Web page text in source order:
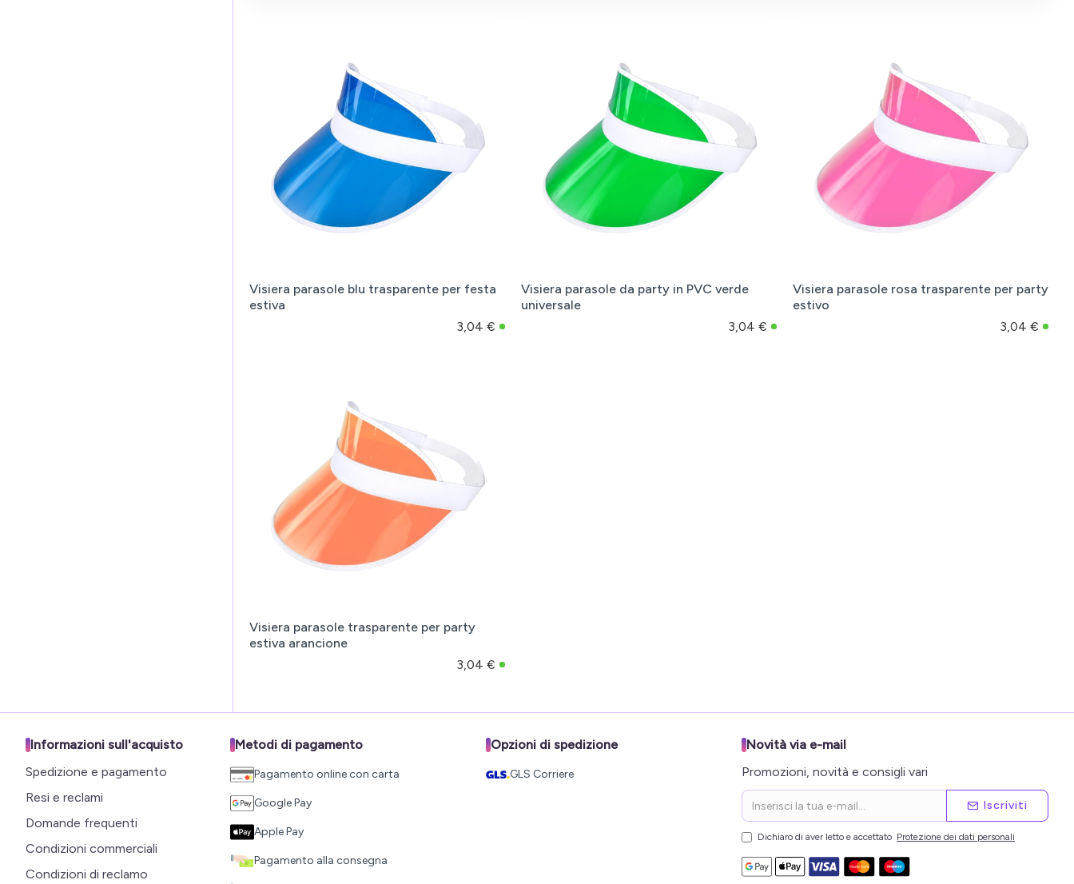
Visiera parasole blu trasparente per festa
estiva
3,04 €
Visiera parasole da party in PVC verde
universale
3,04 €
Visiera parasole rosa trasparente per party
estivo
3,04 €
Visiera parasole trasparente per party
estiva arancione
3,04 €
Informazioni sull'acquisto
Spedizione e pagamento
Resi e reclami
Domande frequenti
Condizioni commerciali
Condizioni di reclamo
Metodi di pagamento
Pagamento online con carta
Google Pay
Apple Pay
Pagamento alla consegna
Opzioni di spedizione
GLS Corriere
Novità via e-mail
Promozioni, novità e consigli vari
Iscriviti
Dichiaro di aver letto e accettato Protezione dei dati personali